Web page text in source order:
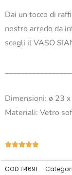
Dai un tocco di
nostro arredo da
scegli il VASO
Dimensioni: ø 23
Materiali: Vetro
Valutazione
COD114691